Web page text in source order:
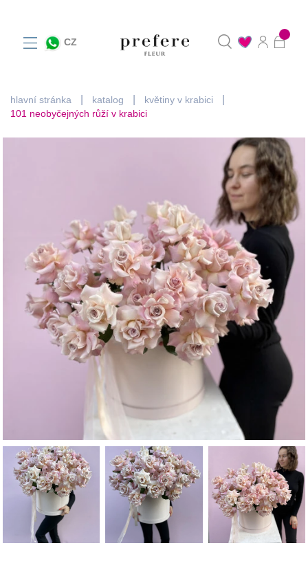
CZ
hlavní stránka katalog
květiny v krabici
101 neobyčejných růží v krabici